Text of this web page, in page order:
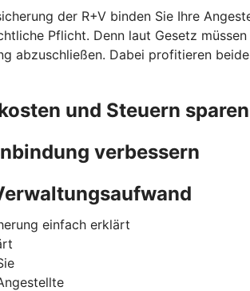
der R+V binden Sie Ihre
Pflicht. Denn laut Gesetz
abzuschließen. Dabei profitieren
und Steuern sparen
verbessern
einfach erklärt